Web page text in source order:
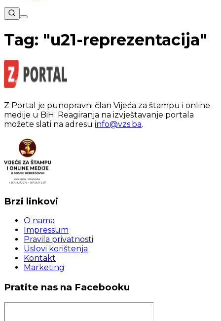
Tag: "u21-reprezentacija"
Z Portal je punopravni član Vijeća za štampu i online
medije u BiH. Reagiranja na izvještavanje portala
možete slati na adresu info@vzs.ba.
Brzi linkovi
O nama
Impressum
Pravila privatnosti
Uslovi korištenja
Kontakt
Marketing
Pratite nas na Facebooku